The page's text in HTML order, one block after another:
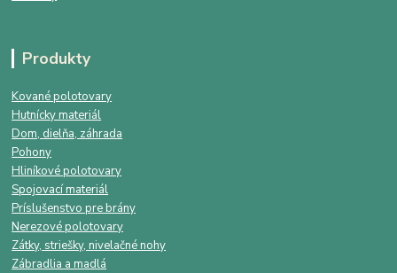
Produkty
Kované polotovary
Hutnícky materiál
Dom, dielňa, záhrada
Pohony
Hliníkové polotovary
Spojovací materiál
Príslušenstvo pre brány
Nerezové polotovary
Zátky, striešky, nivelačné nohy
Zábradlia a madlá